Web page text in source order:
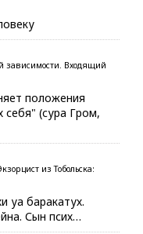
зависимости. Входящий
положения
себя" (сура Гром,
из Тобольска:
уа баракатух.
Сын псих…